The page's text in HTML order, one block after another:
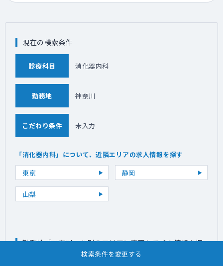
検索条件を変更する
現在の検索条件
診療科目 消化器内科
勤務地 神奈川
こだわり条件 未入力
「消化器内科」について、近隣エリアの求人情報を探す
東京
静岡
山梨
勤務地「神奈川」を別のエリアに変更して求人情報を探